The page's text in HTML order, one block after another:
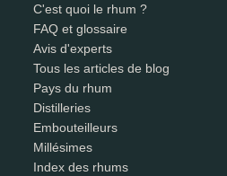
C'est quoi le rhum ?
FAQ et glossaire
Avis d'experts
Tous les articles de blog
Pays du rhum
Distilleries
Embouteilleurs
Millésimes
Index des rhums